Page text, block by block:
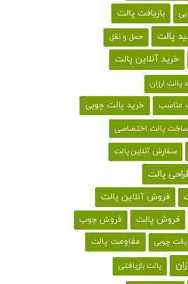
بازیافت پالت
پالت حمل و نقل
خرید آنلاین پالت
پالت ارزان
مناسب خرید پالت چوبی
ساخت پالت اختصاصی
سفارش آنلاین پالت
پالت
فروش آنلاین پالت
فروش پالت
فروش چوب
چوبی مقاومت پالت
پالت بازیافتی